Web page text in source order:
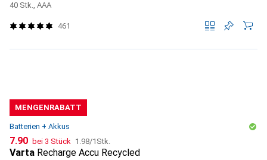
40 Stk., AAA
461
MENGENRABATT
Batterien + Akkus
CHF
7.90 bei 3 Stück CHF
1.98/1Stk.
Varta Recharge Accu Recycled